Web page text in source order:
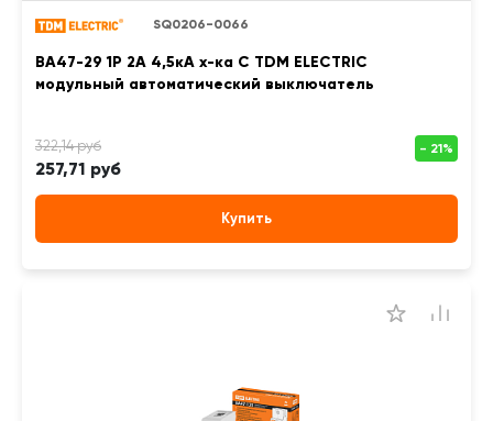
SQ0206-0066
ВА47-29 1Р 2А 4,5кА х-ка С TDM ELECTRIC
модульный автоматический выключатель
257,71 руб
Купить